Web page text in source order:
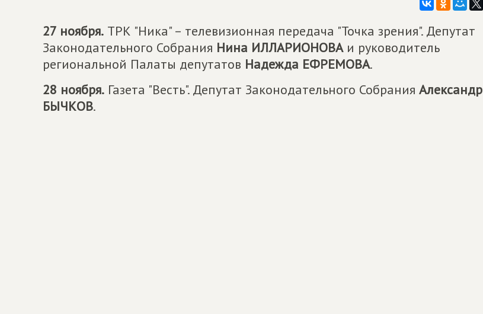
27 ноября. ТРК "Ника" – телевизионная передача "Точка зрения". Депутат
Законодательного Собрания Нина ИЛЛАРИОНОВА и руководитель
региональной Палаты депутатов Надежда ЕФРЕМОВА.
28 ноября. Газета "Весть". Депутат Законодательного Собрания Александр
БЫЧКОВ.